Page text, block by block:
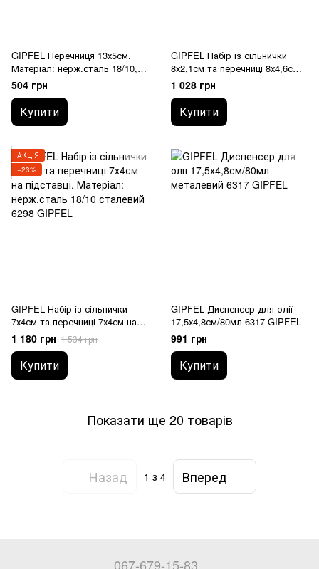
GIPFEL Перечниця 13х5см.
Матеріал: нерж.сталь 18/10,
пластик 6292 GIPFEL
504 грн
Купити
GIPFEL Набір із сільнички
8х2,1см та перечниці 8х4,6см.
Матеріал: нерж.сталь 18/10
6295 GIPFEL
1 028 грн
Купити
АКЦІЯ
−23%
GIPFEL Набір із сільнички
7х4см та перечниці 7х4см на
підставці. Матеріал:
нерж.сталь 18/10 6298 GIPFEL
1 180 грн 1 534 грн
Купити
GIPFEL Диспенсер для олії
17,5х4,8см/80мл 6317 GIPFEL
991 грн
Купити
Показати ще 20 товарів
Назад 1 з 4 Вперед
067-679-15-83